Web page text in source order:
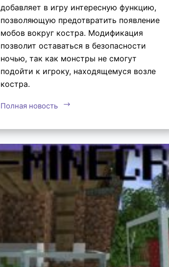
добавляет в игру интересную функцию,
позволяющую предотвратить появление
мобов вокруг костра. Модификация
позволит оставаться в безопасности
ночью, так как монстры не смогут
подойти к игроку, находящемуся возле
костра.
Полная новость